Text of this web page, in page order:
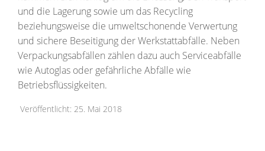
und die Lagerung sowie um das Recycling
beziehungsweise die umweltschonende Verwertung
und sichere Beseitigung der Werkstattabfälle. Neben
Verpackungsabfällen zählen dazu auch Serviceabfälle
wie Autoglas oder gefährliche Abfälle wie
Betriebsflüssigkeiten.
Veröffentlicht: 25. Mai 2018